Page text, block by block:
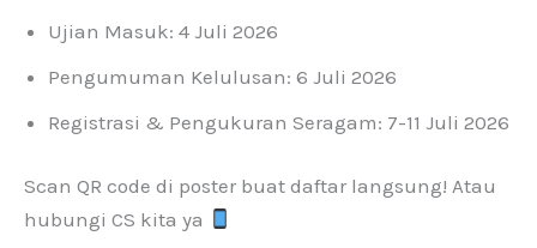
Ujian Masuk: 4 Juli 2026
Pengumuman Kelulusan: 6 Juli 2026
Registrasi & Pengukuran Seragam: 7-11 Juli 2026
Scan QR code di poster buat daftar langsung! Atau
hubungi CS kita ya